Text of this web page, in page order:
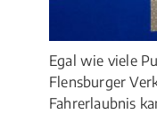
Egal wie viele
Flensburger
Fahrerlaubnis